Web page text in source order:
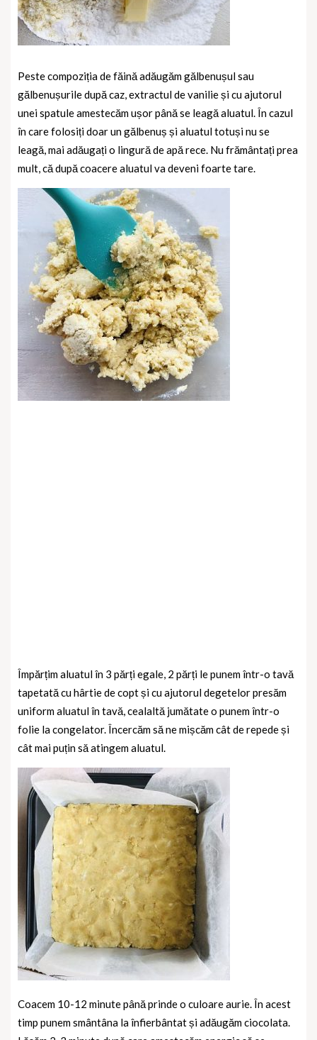
Peste compoziția de făină adăugăm gălbenușul sau
gălbenușurile după caz, extractul de vanilie și cu ajutorul
unei spatule amestecăm ușor până se leagă aluatul. În cazul
în care folosiți doar un gălbenuș și aluatul totuși nu se
leagă, mai adăugați o lingură de apă rece. Nu frământați prea
mult, că după coacere aluatul va deveni foarte tare.
Împărțim aluatul în 3 părți egale, 2 părți le punem într-o tavă
tapetată cu hârtie de copt și cu ajutorul degetelor presăm
uniform aluatul în tavă, cealaltă jumătate o punem într-o
folie la congelator. Încercăm să ne mișcăm cât de repede și
cât mai puțin să atingem aluatul.
Coacem 10-12 minute până prinde o culoare aurie. În acest
timp punem smântâna la înfierbântat și adăugăm ciocolata.